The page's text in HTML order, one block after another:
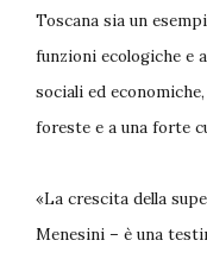
Toscana sia un
funzioni ecologiche e
sociali ed
foreste e a una forte
«La crescita della
Menesini – è una